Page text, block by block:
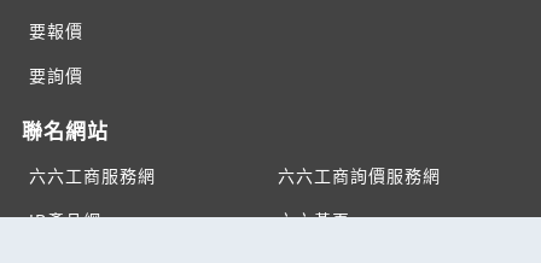
要報價
要詢價
聯名網站
六六工商服務網
六六工商詢價服務網
JB產品網
六六黃頁